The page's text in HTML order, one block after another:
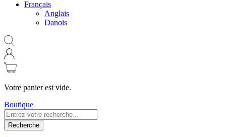
Français
Anglais
Danois
Votre panier est vide.
Boutique
Recherche